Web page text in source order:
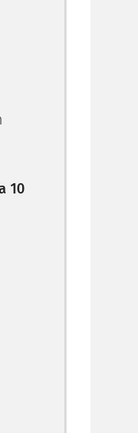
10